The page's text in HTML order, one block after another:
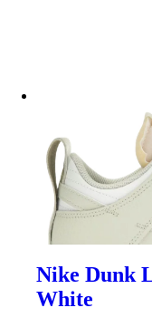
Nike Dunk
White